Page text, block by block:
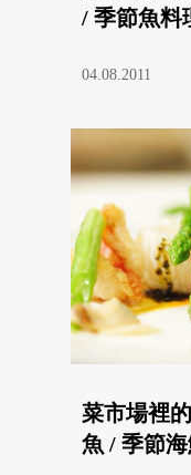
/ 季節魚料
04.08.2011
菜市場裡
魚 / 季節